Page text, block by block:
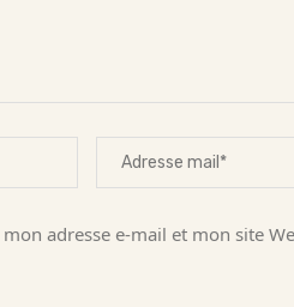
adresse e-mail et mon site